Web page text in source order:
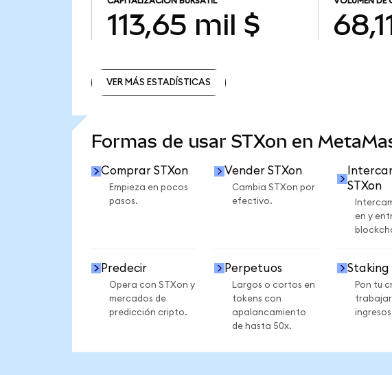
113,65 mil $
VER MÁS ESTADÍSTICAS
Formas de usar STXon en
Comprar STXon
Empieza en pocos
pasos.
Vender STXon
Cambia STXon por
efectivo.
STXon
en y
Predecir
Opera con STXon y
mercados de
predicción cripto.
Perpetuos
Largos o cortos en
tokens con
apalancamiento
de hasta 50x.
Staking
Pon tu